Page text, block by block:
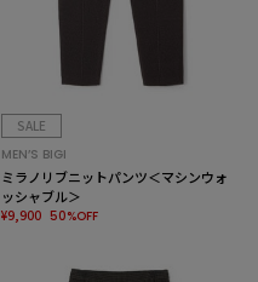
SALE
MEN’S BIGI
ミラノリブニットパンツ＜マシンウォ
ッシャブル＞
¥9,900 50%OFF